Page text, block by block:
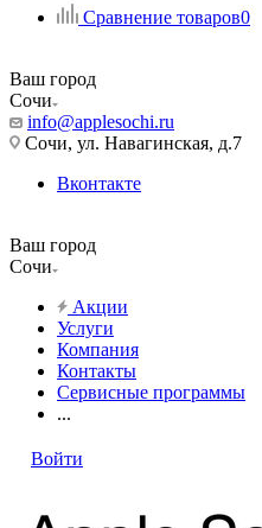
Сравнение товаров0
Ваш город
Сочи
info@applesochi.ru
Сочи, ул. Навагинская, д.7
Вконтакте
Ваш город
Сочи
Акции
Услуги
Компания
Контакты
Сервисные программы
...
Войти